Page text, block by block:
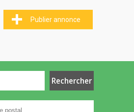
Publier annonce